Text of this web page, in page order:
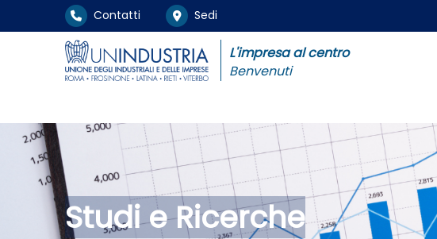
Contatti Sedi
L'impresa al centro
Benvenuti
Studi e Ricerche